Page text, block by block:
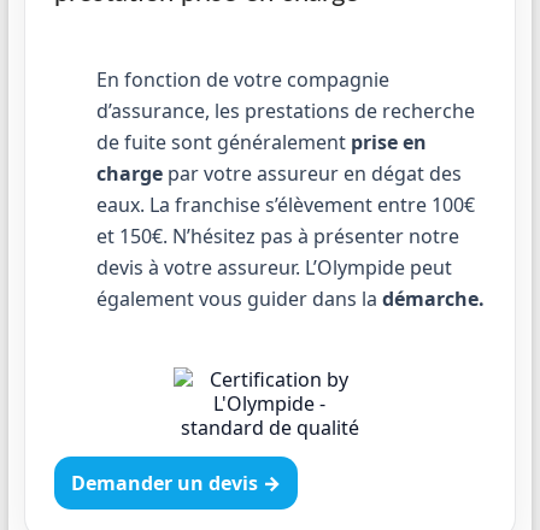
En fonction de votre compagnie
d’assurance, les prestations de recherche
de fuite sont généralement prise en
chargepar votre assureur en dégat des
eaux. La franchise s’élèvement entre 100€
et 150€. N’hésitez pas à présenter notre
devis à votre assureur. L’Olympide peut
également vous guider dans la démarche.
Demander un devis →